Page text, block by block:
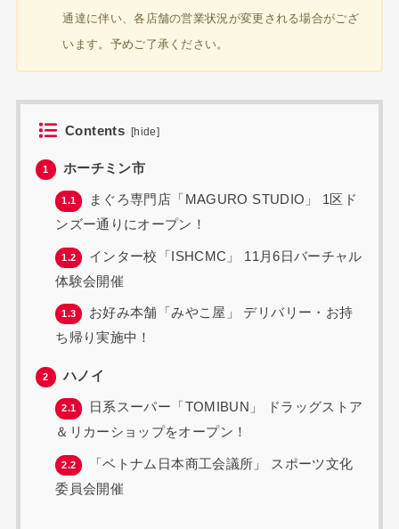
通達に伴い、各店舗の営業状況が変更される場合がござ
います。予めご了承ください。
Contents [hide]
1 ホーチミン市
1.1
まぐろ専門店「MAGURO STUDIO」 1区ド
ンズー通りにオープン！
1.2
インター校「ISHCMC」 11月6日バーチャル
体験会開催
1.3
お好み本舗「みやこ屋」 デリバリー・お持
ち帰り実施中！
2 ハノイ
2.1
日系スーパー「TOMIBUN」 ドラッグストア
＆リカーショップをオープン！
2.2
「ベトナム日本商工会議所」 スポーツ文化
委員会開催